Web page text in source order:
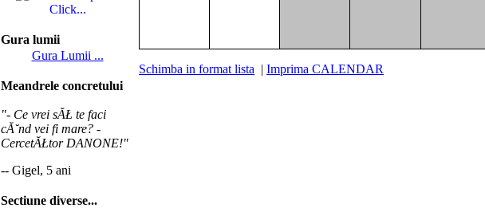
Click...
Gura lumii
Gura Lumii ...
Meandrele concretului
"- Ce vrei sĂŁ te faci
cĂ˘nd vei fi mare? -
CercetĂŁtor DANONE!"
-- Gigel, 5 ani
Sectiune diverse...
Schimba in format lista | Imprima CALENDAR